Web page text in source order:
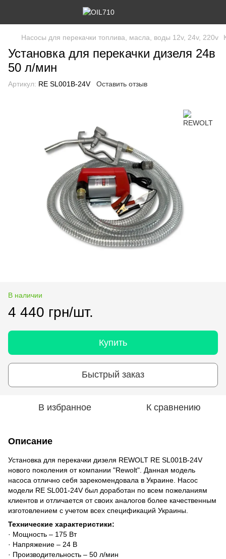
Насосы для перекачки топлива, масла, воды 12v, 24v, 220v
Установка для перекачки дизеля 24в
50 л/мин
Артикул: RE SL001B-24V Оставить отзыв
В наличии
4 440 грн/шт.
Купить
Быстрый заказ
В избранное К сравнению
Описание
Установка для перекачки дизеля REWOLT RE SL001B-24V
нового поколения от компании "Rewolt". Данная модель
насоса отлично себя зарекомендовала в Украине. Насос
модели RE SL001-24V был доработан по всем пожеланиям
клиентов и отличается от своих аналогов более качественным
изготовлением с учетом всех спецификаций Украины.
Технические характеристики:
· Мощность – 175 Вт
· Напряжение – 24 В
· Производительность – 50 л/мин